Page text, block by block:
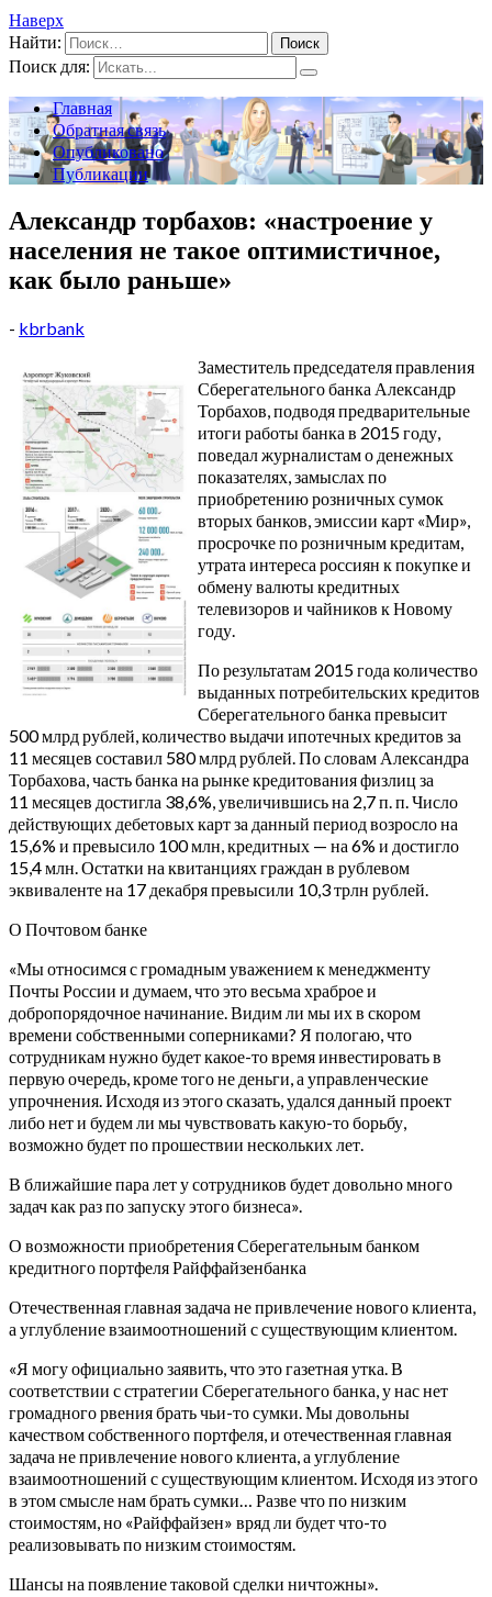
Наверх
Найти:
Поиск для:
Главная
Обратная связь
Опубликовано
Публикации
Александр торбахов: «настроение у
населения не такое оптимистичное,
как было раньше»
- kbrbank
Заместитель председателя правления
Сберегательного банка Александр
Торбахов, подводя предварительные
итоги работы банка в 2015 году,
поведал журналистам о денежных
показателях, замыслах по
приобретению розничных сумок
вторых банков, эмиссии карт «Мир»,
просрочке по розничным кредитам,
утрата интереса россиян к покупке и
обмену валюты кредитных
телевизоров и чайников к Новому
году.
По результатам 2015 года количество
выданных потребительских кредитов
Сберегательного банка превысит
500 млрд рублей, количество выдачи ипотечных кредитов за
11 месяцев составил 580 млрд рублей. По словам Александра
Торбахова, часть банка на рынке кредитования физлиц за
11 месяцев достигла 38,6%, увеличившись на 2,7 п. п. Число
действующих дебетовых карт за данный период возросло на
15,6% и превысило 100 млн, кредитных — на 6% и достигло
15,4 млн. Остатки на квитанциях граждан в рублевом
эквиваленте на 17 декабря превысили 10,3 трлн рублей.
О Почтовом банке
«Мы относимся с громадным уважением к менеджменту
Почты России и думаем, что это весьма храброе и
добропорядочное начинание.Видим ли мы их в скором
времени собственными соперниками? Я пологаю, что
сотрудникам нужно будет какое-то время инвестировать в
первую очередь, кроме того не деньги, а управленческие
упрочнения. Исходя из этого сказать, удался данный проект
либо нет и будем ли мы чувствовать какую-то борьбу,
возможно будет по прошествии нескольких лет.
В ближайшие пара лет у сотрудников будет довольно много
задач как раз по запуску этого бизнеса».
О возможности приобретения Сберегательным банком
кредитного портфеля Райффайзенбанка
Отечественная главная задача не привлечение нового клиента,
а углубление взаимоотношений с существующим клиентом.
«Я могу официально заявить, что это газетная утка. В
соответствии с стратегии Сберегательного банка, у нас нет
громадного рвения брать чьи-то сумки. Мы довольны
качеством собственного портфеля, и отечественная главная
задача не привлечение нового клиента, а углубление
взаимоотношений с существующим клиентом. Исходя из этого
в этом смысле нам брать сумки… Разве что по низким
стоимостям, но «Райффайзен» вряд ли будет что-то
реализовывать по низким стоимостям.
Шансы на появление таковой сделки ничтожны».